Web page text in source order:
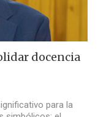
docencia
para la